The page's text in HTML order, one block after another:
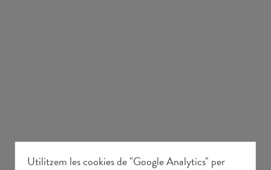
Utilitzem les cookies de "Google Analytics" per